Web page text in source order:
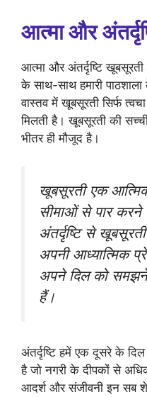
आत्मा और
आत्मा और अंतर्दृष्टि
के साथ-साथ हमारी
वास्तव में खूबसूरती सिर्फ
मिलती है। खूबसूरती की
भीतर ही मौजूद है।
खूबसूरती एक
सीमाओं से पार
अंतर्दृष्टि से
अपनी आध्यात्मिक
अपने दिल को समझने
हैं।
अंतर्दृष्टि हमें एक दूसरे के
है जो नगरी के दीपकों से
आदर्श और संजीवनी इन सब